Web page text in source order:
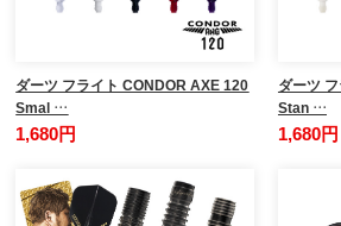
ダーツ フライト CONDOR AXE 120
Smal …
1,680円
ダーツ
Stan …
1,680円